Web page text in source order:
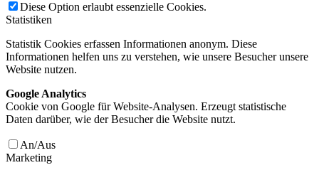
Diese Option erlaubt essenzielle Cookies.
Statistiken
Statistik Cookies erfassen Informationen anonym. Diese
Informationen helfen uns zu verstehen, wie unsere Besucher unsere
Website nutzen.
Google Analytics
Cookie von Google für Website-Analysen. Erzeugt statistische
Daten darüber, wie der Besucher die Website nutzt.
An/Aus
Marketing